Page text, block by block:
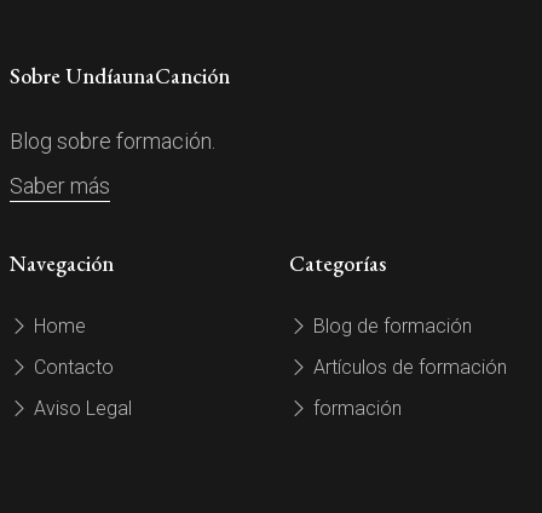
Sobre UndíaunaCanción
Blog sobre formación.
Saber más
Navegación
Home
Contacto
Aviso Legal
Categorías
Blog de formación
Artículos de formación
formación